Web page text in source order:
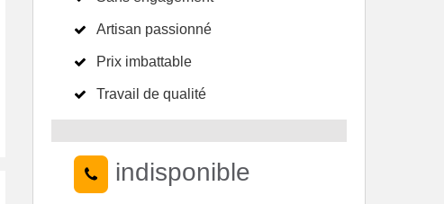
Artisan passionné
Prix imbattable
Travail de qualité
indisponible